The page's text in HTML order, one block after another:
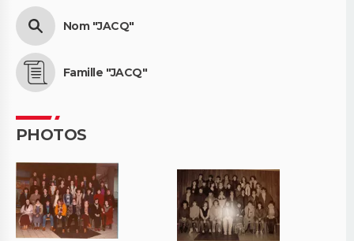
Nom "JACQ"
Famille "JACQ"
PHOTOS